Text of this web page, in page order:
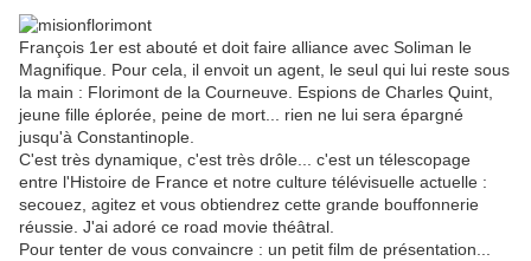
François 1er est abouté et doit faire alliance avec Soliman le
Magnifique. Pour cela, il envoit un agent, le seul qui lui reste sous
la main : Florimont de la Courneuve. Espions de Charles Quint,
jeune fille éplorée, peine de mort... rien ne lui sera épargné
jusqu'à Constantinople.
C'est très dynamique, c'est très drôle... c'est un télescopage
entre l'Histoire de France et notre culture télévisuelle actuelle :
secouez, agitez et vous obtiendrez cette grande bouffonnerie
réussie. J'ai adoré ce road movie théâtral.
Pour tenter de vous convaincre : un petit film de présentation...